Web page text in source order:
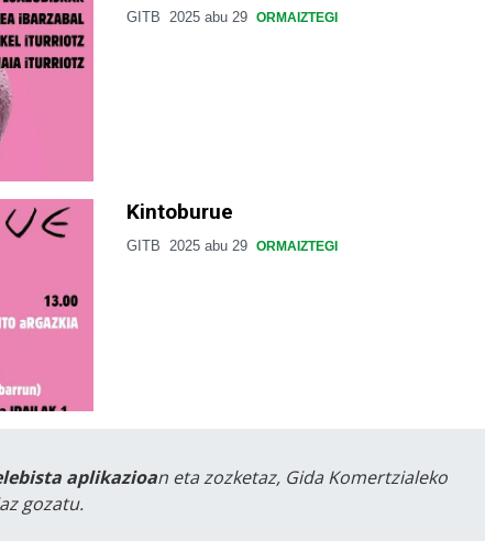
GITB 2025 abu 29 ORMAIZTEGI
Kintoburue
GITB 2025 abu 29 ORMAIZTEGI
aplikazioan eta zozketaz, Gida Komertzialeko
gozatu.